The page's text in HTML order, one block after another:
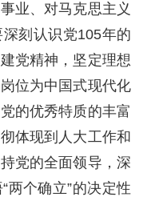
业、对马克思主义
刻认识党105年的
党精神，坚定理想
位为中国式现代化
的优秀特质的丰富
体现到人大工作和
党的全面领导，深
两个确立”的决定性